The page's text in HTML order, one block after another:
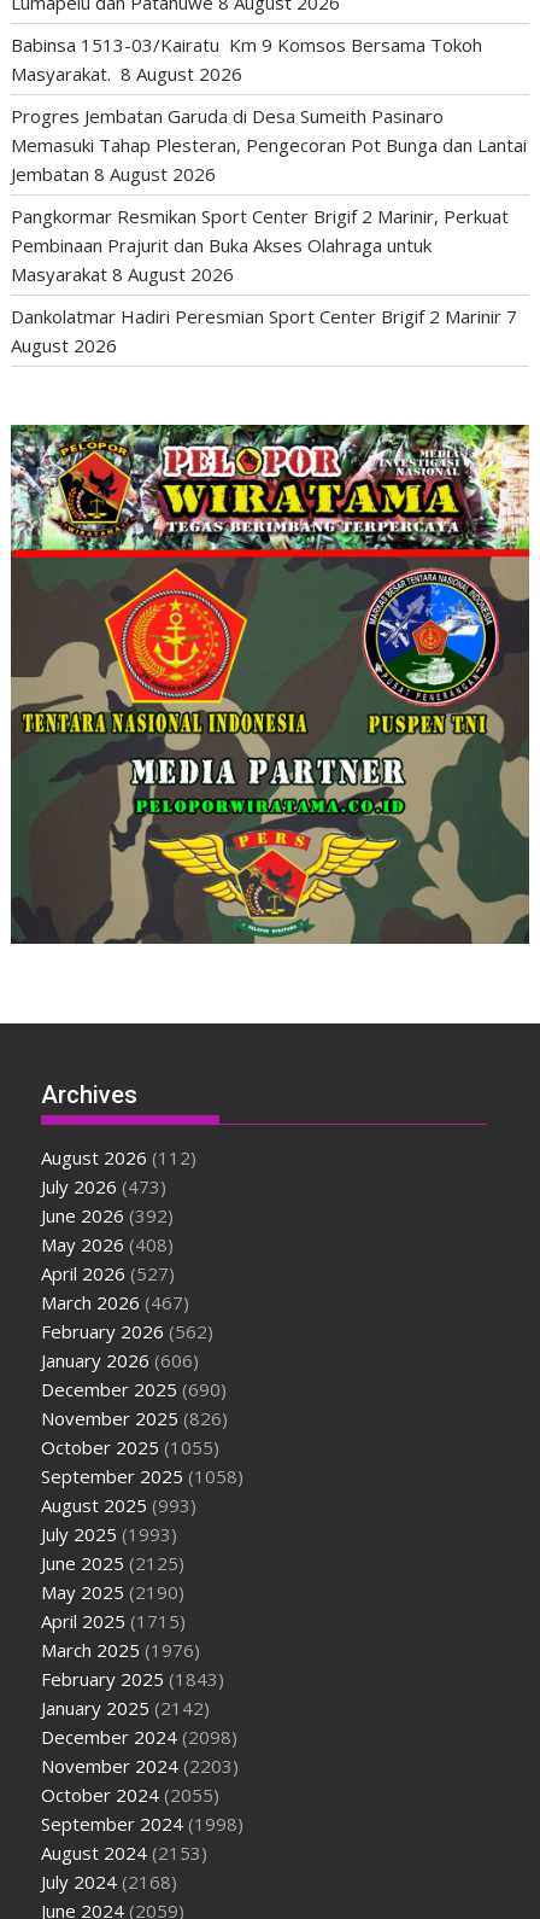
Babinsa 1513-03/Kairatu Km 9 Komsos Bersama Tokoh
Masyarakat. 8 August 2026
Progres Jembatan Garuda di Desa Sumeith Pasinaro
Memasuki Tahap Plesteran, Pengecoran Pot Bunga dan Lantai
Jembatan 8 August 2026
Pangkormar Resmikan Sport Center Brigif 2 Marinir, Perkuat
Pembinaan Prajurit dan Buka Akses Olahraga untuk
Masyarakat 8 August 2026
Dankolatmar Hadiri Peresmian Sport Center Brigif 2 Marinir 7
August 2026
Archives
August 2026 (112)
July 2026 (473)
June 2026 (392)
May 2026 (408)
April 2026 (527)
March 2026 (467)
February 2026 (562)
January 2026 (606)
December 2025 (690)
November 2025 (826)
October 2025 (1055)
September 2025 (1058)
August 2025 (993)
July 2025 (1993)
June 2025 (2125)
May 2025 (2190)
April 2025 (1715)
March 2025 (1976)
February 2025 (1843)
January 2025 (2142)
December 2024 (2098)
November 2024 (2203)
October 2024 (2055)
September 2024 (1998)
August 2024 (2153)
July 2024 (2168)
June 2024 (2059)